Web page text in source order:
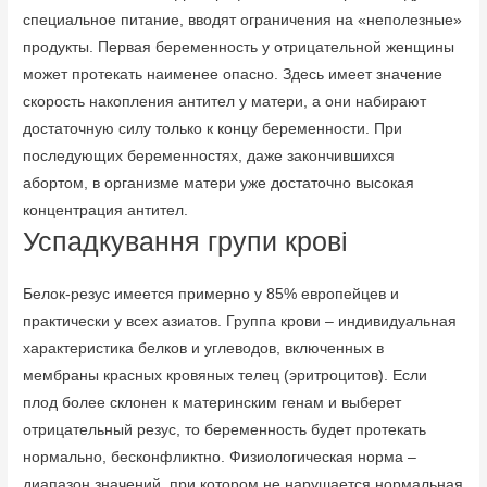
специальное питание, вводят ограничения на «неполезные»
продукты. Первая беременность у отрицательной женщины
может протекать наименее опасно. Здесь имеет значение
скорость накопления антител у матери, а они набирают
достаточную силу только к концу беременности. При
последующих беременностях, даже закончившихся
абортом, в организме матери уже достаточно высокая
концентрация антител.
Успадкування групи крові
Белок-резус имеется примерно у 85% европейцев и
практически у всех азиатов. Группа крови – индивидуальная
характеристика белков и углеводов, включенных в
мембраны красных кровяных телец (эритроцитов). Если
плод более склонен к материнским генам и выберет
отрицательный резус, то беременность будет протекать
нормально, бесконфликтно. Физиологическая норма –